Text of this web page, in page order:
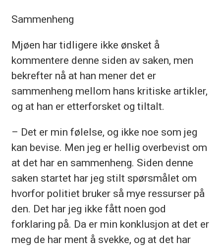
Sammenheng
Mjøen har tidligere ikke ønsket å
kommentere denne siden av saken, men
bekrefter nå at han mener det er
sammenheng mellom hans kritiske artikler,
og at han er etterforsket og tiltalt.
– Det er min følelse, og ikke noe som jeg
kan bevise. Men jeg er hellig overbevist om
at det har en sammenheng. Siden denne
saken startet har jeg stilt spørsmålet om
hvorfor politiet bruker så mye ressurser på
den. Det har jeg ikke fått noen god
forklaring på. Da er min konklusjon at det er
meg de har ment å svekke, og at det har